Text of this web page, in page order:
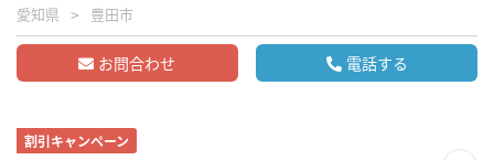
愛知県 豊田市
お問合わせ 電話する
割引キャンペーン